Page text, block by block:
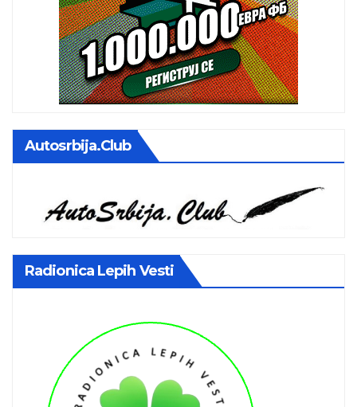
Autosrbija.club
Radionica Lepih Vesti